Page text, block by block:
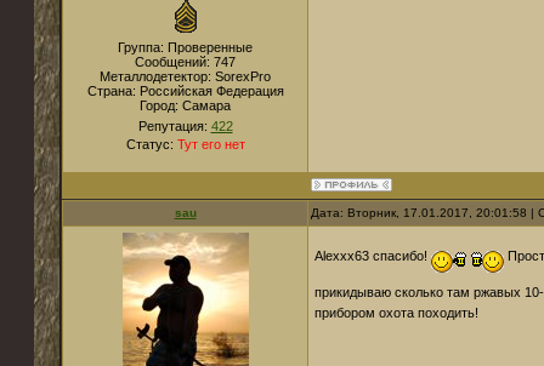
Группа: Проверенные
Сообщений: 747
Металлодетектор: SorexPro
Страна: Российская Федерация
Город: Самара
Репутация: 422
Статус: Тут его нет
sau Дата: Вторник, 17.01.2017, 20:01:58
Alexxx63 спасибо!
прикидываю сколько там ржавых
прибором охота походить!